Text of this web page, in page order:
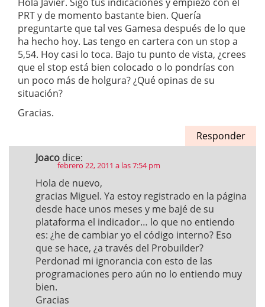
PRT y de momento bastante bien. Quería
preguntarte que tal ves Gamesa después de lo que
ha hecho hoy. Las tengo en cartera con un stop a
5,54. Hoy casi lo toca. Bajo tu punto de vista, ¿crees
que el stop está bien colocado o lo pondrías con
un poco más de holgura? ¿Qué opinas de su
situación?
Gracias.
Responder
Joaco dice:
febrero 22, 2011 a las 7:54 pm
Hola de nuevo,
gracias Miguel. Ya estoy registrado en la página
desde hace unos meses y me bajé de su
plataforma el indicador… lo que no entiendo
es: ¿he de cambiar yo el código interno? Eso
que se hace, ¿a través del Probuilder?
Perdonad mi ignorancia con esto de las
programaciones pero aún no lo entiendo muy
bien.
Gracias